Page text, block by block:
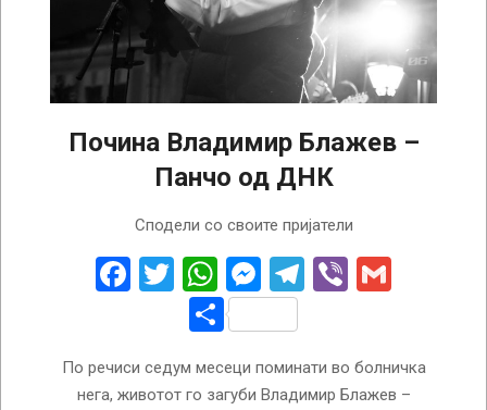
Почина Владимир Блажев –
Панчо од ДНК
Сподели со своите пријатели
Facebook
Twitter
WhatsApp
Messenger
Telegram
Viber
Share
По речиси седум месеци поминати во болничка
нега, животот го загуби Владимир Блажев –